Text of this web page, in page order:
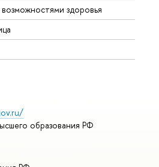
здоровья
образования РФ